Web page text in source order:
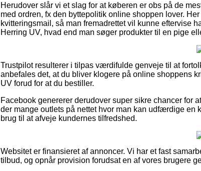
Herudover slår vi et slag for at køberen er obs på de
med ordren, fx den byttepolitik online shoppen lover.
kvitteringsmail, så man fremadrettet vil kunne eftervise
Herring UV, hvad end man søger produkter til en pige
Trustpilot resulterer i tilpas værdifulde genveje til at
anbefales det, at du bliver klogere på online shoppens
UV forud for at du bestiller.
Facebook genererer derudover super sikre chancer for
der mange outlets på nettet hvor man kan udfærdige en
brug til at afveje kundernes tilfredshed.
Websitet er finansieret af annoncer. Vi har et fast
tilbud, og opnår provision forudsat en af vores brugere